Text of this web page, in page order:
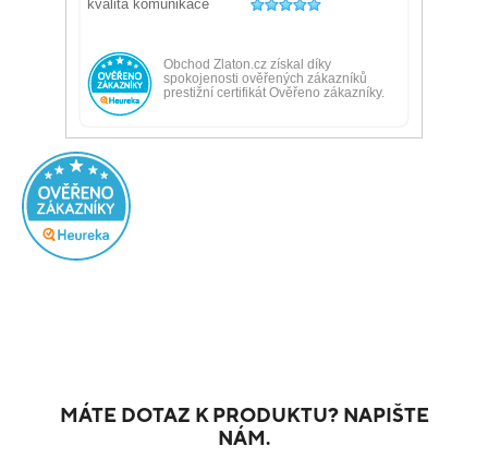
MÁTE DOTAZ K PRODUKTU? NAPIŠTE
NÁM.